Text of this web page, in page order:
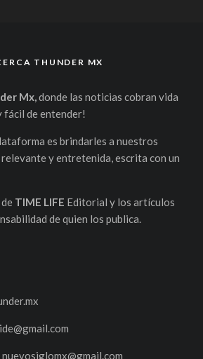
THUNDER MX
Mx,donde las noticias cobran vida
fácil de entender!
es brindarles a nuestros
y entretenida, escrita con un
TIME LIFE Editorial y los artículos
de quien los publica.
nuevosiglomx@gmail.com